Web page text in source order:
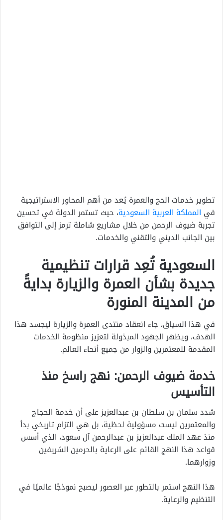
تطوير خدمات الحج والعمرة يُعد من أهم المحاور الاستراتيجية
في المملكة العربية السعودية، حيث تستمر الدولة في تحسين
تجربة ضيوف الرحمن من خلال مشاريع شاملة ترمز إلى التوافق
بين الجانب الديني والتقني والخدمات.
السعودية تُعِد قرارات تنظيمية
جديدة بشأن العمرة والزيارة بدايةً
من المدينة المنورة
في هذا السياق، جاء انعقاد منتدى العمرة والزيارة ليجسد هذا
الهدف، ويظهر الجهود المبذولة لتعزيز منظومة الخدمات
المقدمة للمعتمرين والزوار من جميع أنحاء العالم.
خدمة ضيوف الرحمن: نهج راسخ منذ
التأسيس
شدد سلمان بن سلطان بن عبدالعزيز على أن خدمة الحجاج
والمعتمرين ليست مسؤولية لحظية، بل هي التزام تاريخي بدأ
منذ عهد الملك عبدالعزيز بن عبدالرحمن آل سعود، الذي أسس
قواعد هذا النهج القائم على الرعاية بالحرمين الشريفين
وزوارهما.
هذا النهج استمر بالتطور عبر العصور ليصبح نموذجًا عالميًا في
التنظيم والرعاية.